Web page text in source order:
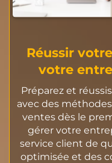
Réussir
votre
Préparez et
avec des
ventes dès le
gérer votre
service client de
optimisée et des